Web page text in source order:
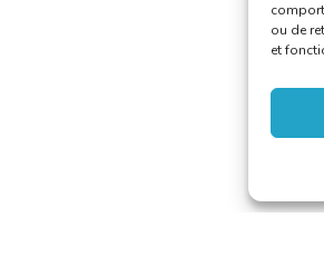
ou de
et